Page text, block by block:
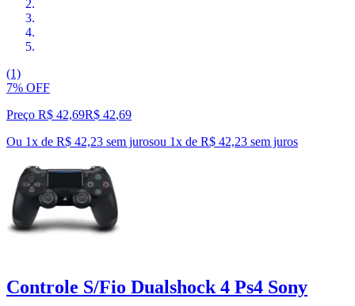
(1)
7% OFF
Preço R$ 42,69R$ 42,69
Ou 1x de R$ 42,23 sem jurosou 1x de R$ 42,23 sem juros
Controle S/Fio Dualshock 4 Ps4 Sony